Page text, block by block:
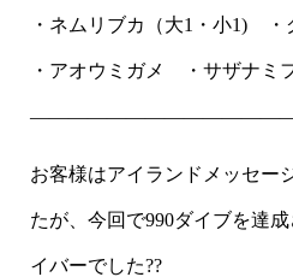
・ネムリブカ（大1・小1) ・
・アオウミガメ ・サザナミ
お客様はアイランドメッセー
たが、今回で990ダイブを達
イバーでした??